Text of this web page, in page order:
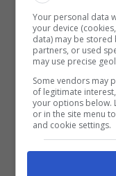
riconoscere
stagione il
meritarlo.
I rumor, poi,
intensi dopo
rilasciate da
Your personal data
your device
data) may be stored
partners, or used
may use precise
Some vendors may
of legitimate
your options below.
or in the site menu
and cookie settings.